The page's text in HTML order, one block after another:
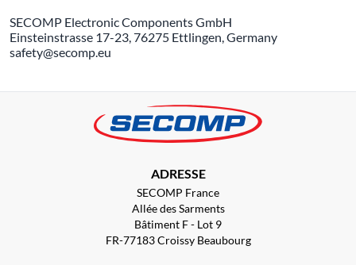
SECOMP Electronic Components GmbH
Einsteinstrasse 17-23, 76275 Ettlingen, Germany
safety@secomp.eu
ADRESSE
SECOMP France
Allée des Sarments
Bâtiment F - Lot 9
FR-77183 Croissy Beaubourg